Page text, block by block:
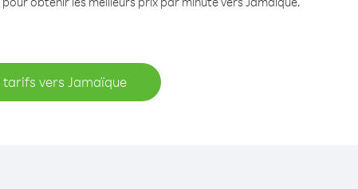
tarifs vers Jamaïque